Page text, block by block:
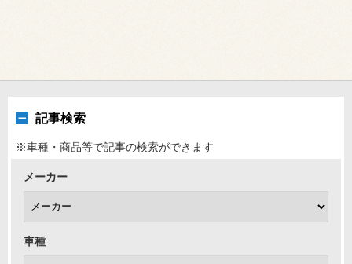
記事検索
※車種・商品等で記事の検索ができます
メーカー
車種